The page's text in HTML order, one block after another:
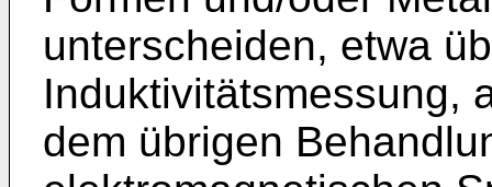
unterscheiden, etwa
Induktivitätsmessung,
dem übrigen